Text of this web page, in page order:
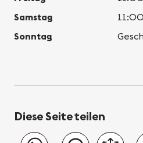
Samstag
Sonntag
Diese Seite teilen